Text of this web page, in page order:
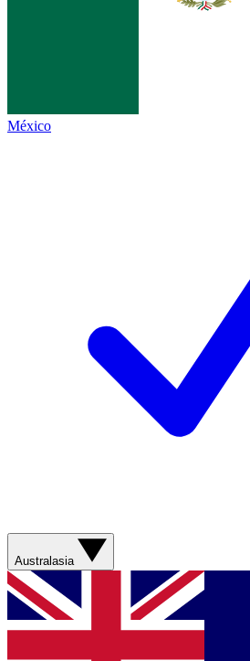
México
Australasia